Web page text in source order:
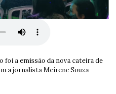
foi a emissão da nova cateira de
a jornalista Meirene Souza